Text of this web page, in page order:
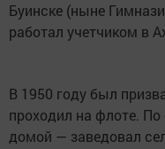
Буинске (ныне
работал учетчиком в
В 1950 году был
проходил на флоте.
домой — заведовал